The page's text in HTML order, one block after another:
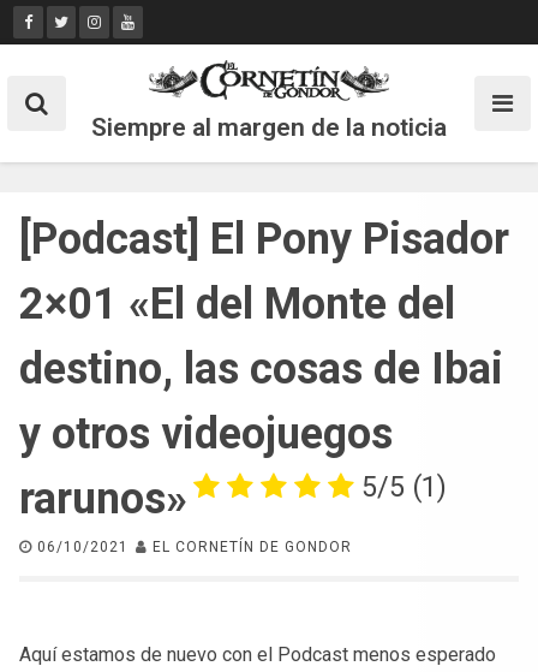
Skip
to
Siempre al margen de la noticia
[Podcast] El Pony Pisador
2×01 «El del Monte del
destino, las cosas de Ibai
y otros videojuegos
rarunos»
5/5 (1)
06/10/2021 EL CORNETÍN DE GONDOR
Aquí estamos de nuevo con el Podcast menos esperado